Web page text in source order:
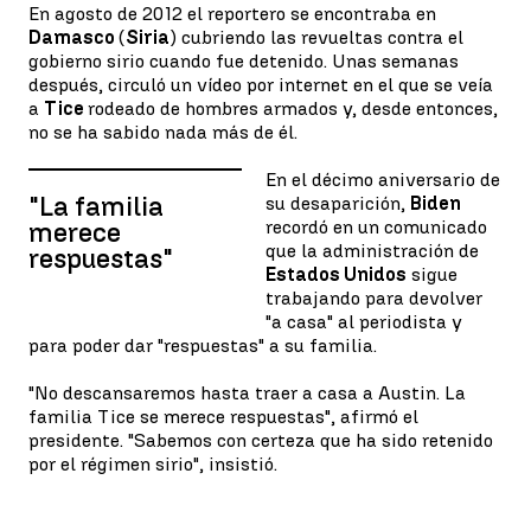
En agosto de 2012 el reportero se encontraba en
Damasco (Siria) cubriendo las revueltas contra el
gobierno sirio cuando fue detenido. Unas semanas
después, circuló un vídeo por internet en el que se veía
a Tice rodeado de hombres armados y, desde entonces,
no se ha sabido nada más de él.
"La familia
merece
respuestas"
En el décimo aniversario de
su desaparición, Biden
recordó en un comunicado
que la administración de
Estados Unidos sigue
trabajando para devolver
"a casa" al periodista y
para poder dar "respuestas" a su familia.
"No descansaremos hasta traer a casa a Austin. La
familia Tice se merece respuestas", afirmó el
presidente. "Sabemos con certeza que ha sido retenido
por el régimen sirio", insistió.